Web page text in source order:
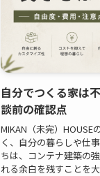
自分でつくる家は
談前の確認点
MIKAN（未完）
く、自分の暮らしや仕
ちは、コンテナ建築の
れる余白を残すことを